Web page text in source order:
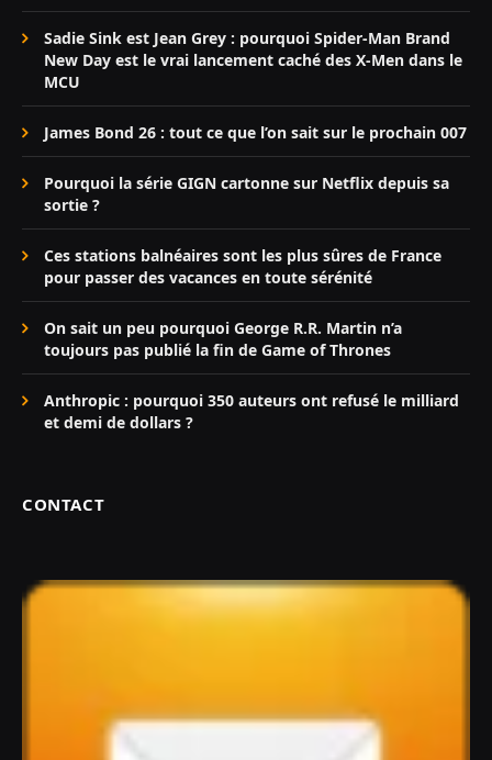
Sadie Sink est Jean Grey : pourquoi Spider-Man Brand
New Day est le vrai lancement caché des X-Men dans le
MCU
James Bond 26 : tout ce que l’on sait sur le prochain 007
Pourquoi la série GIGN cartonne sur Netflix depuis sa
sortie ?
Ces stations balnéaires sont les plus sûres de France
pour passer des vacances en toute sérénité
On sait un peu pourquoi George R.R. Martin n’a
toujours pas publié la fin de Game of Thrones
Anthropic : pourquoi 350 auteurs ont refusé le milliard
et demi de dollars ?
CONTACT